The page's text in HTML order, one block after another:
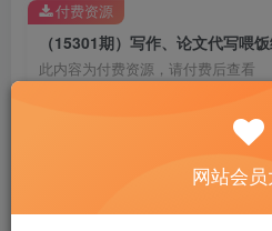
此内容为付费资源，请付费后查看
￥4
付费资源
网站会员